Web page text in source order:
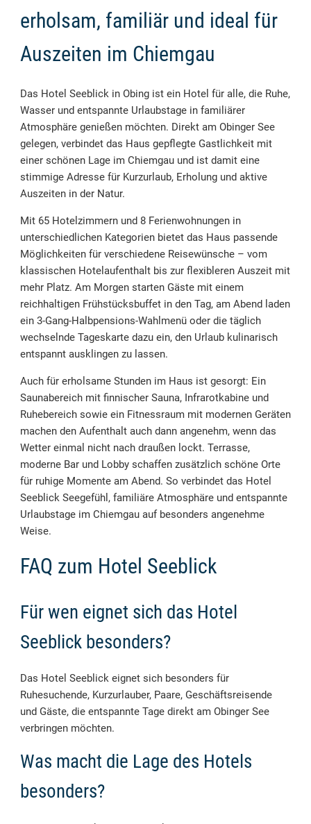
erholsam, familiär und ideal für
Auszeiten im Chiemgau
Das Hotel Seeblick in Obing ist ein Hotel für alle, die Ruhe,
Wasser und entspannte Urlaubstage in familiärer
Atmosphäre genießen möchten. Direkt am Obinger See
gelegen, verbindet das Haus gepflegte Gastlichkeit mit
einer schönen Lage im Chiemgau und ist damit eine
stimmige Adresse für Kurzurlaub, Erholung und aktive
Auszeiten in der Natur.
Mit 65 Hotelzimmern und 8 Ferienwohnungen in
unterschiedlichen Kategorien bietet das Haus passende
Möglichkeiten für verschiedene Reisewünsche – vom
klassischen Hotelaufenthalt bis zur flexibleren Auszeit mit
mehr Platz. Am Morgen starten Gäste mit einem
reichhaltigen Frühstücksbuffet in den Tag, am Abend laden
ein 3-Gang-Halbpensions-Wahlmenü oder die täglich
wechselnde Tageskarte dazu ein, den Urlaub kulinarisch
entspannt ausklingen zu lassen.
Auch für erholsame Stunden im Haus ist gesorgt: Ein
Saunabereich mit finnischer Sauna, Infrarotkabine und
Ruhebereich sowie ein Fitnessraum mit modernen Geräten
machen den Aufenthalt auch dann angenehm, wenn das
Wetter einmal nicht nach draußen lockt. Terrasse,
moderne Bar und Lobby schaffen zusätzlich schöne Orte
für ruhige Momente am Abend. So verbindet das Hotel
Seeblick Seegefühl, familiäre Atmosphäre und entspannte
Urlaubstage im Chiemgau auf besonders angenehme
Weise.
FAQ zum Hotel Seeblick
Für wen eignet sich das Hotel
Seeblick besonders?
Das Hotel Seeblick eignet sich besonders für
Ruhesuchende, Kurzurlauber, Paare, Geschäftsreisende
und Gäste, die entspannte Tage direkt am Obinger See
verbringen möchten.
Was macht die Lage des Hotels
besonders?